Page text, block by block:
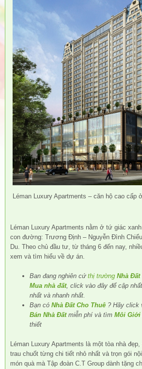
Léman Luxury Apartments – căn hộ cao cấp
Léman Luxury Apartments nằm ở tứ giác
con đường: Trương Định – Nguyễn Đình
Du. Theo chủ đầu tư, từ tháng 6 đến nay,
xem và tìm hiểu về dự án.
Ban đang nghiên cứ thị trường Nhà Đất
Mua nhà đất, click vào đây để cập
nhất và nhanh nhất.
Bạn có Nhà Đất Cho Thuê ? Hãy click
Bán Nhà Đấtmiễn phí và tìm Môi Giới
thiết
Léman Luxury Apartments là một tòa nhà
trau chuốt từng chi tiết nhỏ nhất và trọn gói
món quà mà Tập đoàn C.T Group dành tặng